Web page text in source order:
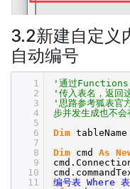
3.2新建自定义
自动编号
1
2
3
4
5
6
7
8
9
10
11
'通过
'传入表名，返回
'思路参考狐表官
步并发生成也不会
Dim tableName
Dim cmd As
编号表 Where